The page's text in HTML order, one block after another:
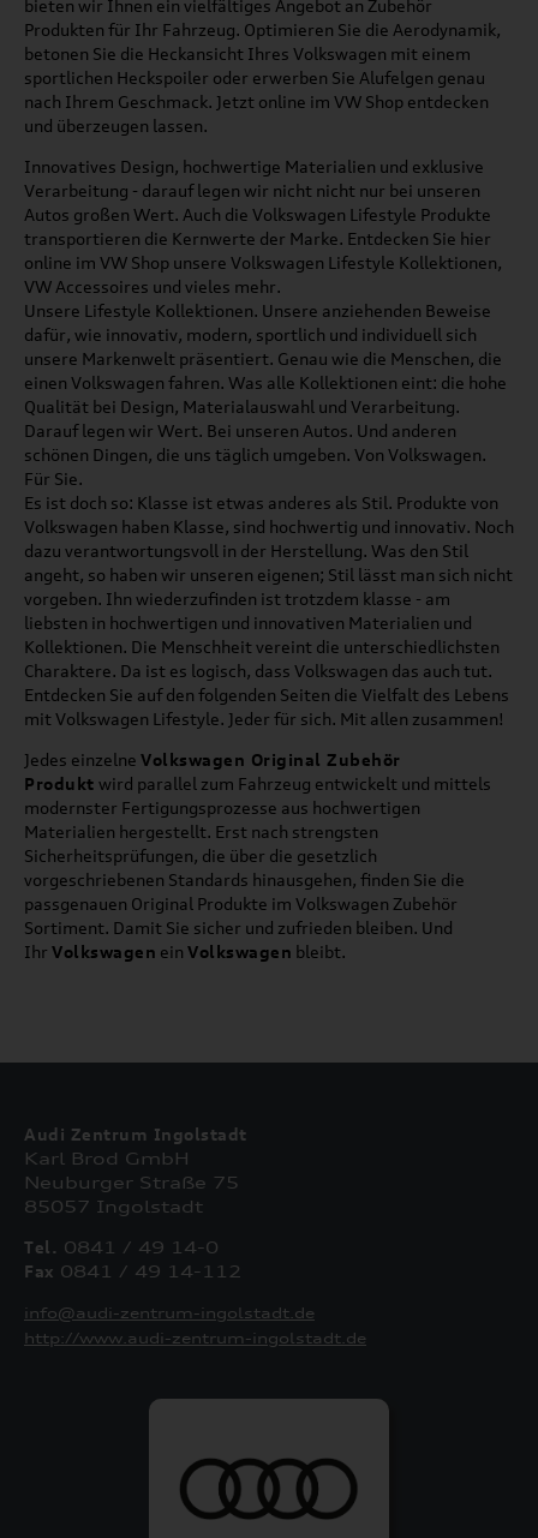
bieten wir Ihnen ein vielfältiges Angebot an Zubehör
Produkten für Ihr Fahrzeug. Optimieren Sie die Aerodynamik,
betonen Sie die Heckansicht Ihres Volkswagen mit einem
sportlichen Heckspoiler oder erwerben Sie Alufelgen genau
nach Ihrem Geschmack. Jetzt online im VW Shop entdecken
und überzeugen lassen.
Innovatives Design, hochwertige Materialien und exklusive
Verarbeitung - darauf legen wir nicht nicht nur bei unseren
Autos großen Wert. Auch die Volkswagen Lifestyle Produkte
transportieren die Kernwerte der Marke. Entdecken Sie hier
online im VW Shop unsere Volkswagen Lifestyle Kollektionen,
VW Accessoires und vieles mehr.
Unsere Lifestyle Kollektionen. Unsere anziehenden Beweise
dafür, wie innovativ, modern, sportlich und individuell sich
unsere Markenwelt präsentiert. Genau wie die Menschen, die
einen Volkswagen fahren. Was alle Kollektionen eint: die hohe
Qualität bei Design, Materialauswahl und Verarbeitung.
Darauf legen wir Wert. Bei unseren Autos. Und anderen
schönen Dingen, die uns täglich umgeben. Von Volkswagen.
Für Sie.
Es ist doch so: Klasse ist etwas anderes als Stil. Produkte von
Volkswagen haben Klasse, sind hochwertig und innovativ. Noch
dazu verantwortungsvoll in der Herstellung. Was den Stil
angeht, so haben wir unseren eigenen; Stil lässt man sich nicht
vorgeben. Ihn wiederzufinden ist trotzdem klasse - am
liebsten in hochwertigen und innovativen Materialien und
Kollektionen. Die Menschheit vereint die unterschiedlichsten
Charaktere. Da ist es logisch, dass Volkswagen das auch tut.
Entdecken Sie auf den folgenden Seiten die Vielfalt des Lebens
mit Volkswagen Lifestyle. Jeder für sich. Mit allen zusammen!
Jedes einzelne Volkswagen Original Zubehör
Produkt wird parallel zum Fahrzeug entwickelt und mittels
modernster Fertigungsprozesse aus hochwertigen
Materialien hergestellt. Erst nach strengsten
Sicherheitsprüfungen, die über die gesetzlich
vorgeschriebenen Standards hinausgehen, finden Sie die
passgenauen Original Produkte im Volkswagen Zubehör
Sortiment. Damit Sie sicher und zufrieden bleiben. Und
Ihr Volkswagen ein Volkswagen bleibt.
Audi Zentrum Ingolstadt
Karl Brod GmbH
Neuburger Straße 75
85057 Ingolstadt
Tel. 0841 / 49 14-0
Fax 0841 / 49 14-112
info@audi-zentrum-ingolstadt.de
http://www.audi-zentrum-ingolstadt.de